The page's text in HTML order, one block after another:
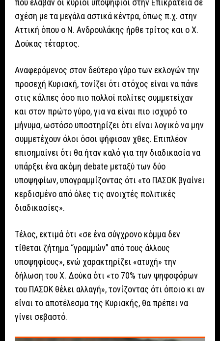
που έλαβαν οι κύριοι υποψήφιοι στην Επικράτεια σε
σχέση με τα μεγάλα αστικά κέντρα, όπως π.χ. στην
Αττική όπου ο Ν. Ανδρουλάκης ήρθε τρίτος και ο Χ.
Δούκας τέταρτος.
Αναφερόμενος στον δεύτερο γύρο των εκλογών την
προσεχή Κυριακή, τονίζει ότι στόχος είναι να πάνε
στις κάλπες όσο πιο πολλοί πολίτες συμμετείχαν
και στον πρώτο γύρο, για να είναι πιο ισχυρό το
μήνυμα, ωστόσο υποστηρίζει ότι είναι λογικό να μην
συμμετέχουν όλοι όσοι ψήφισαν χθες. Επιπλέον
επισημαίνει ότι θα ήταν καλό για την διαδικασία να
υπάρξει ένα ακόμη debate μεταξύ των δύο
υποψηφίων, υπογραμμίζοντας ότι «το ΠΑΣΟΚ βγαίνει
κερδισμένο από όλες τις ανοιχτές πολιτικές
διαδικασίες».
Τέλος, εκτιμά ότι «σε ένα σύγχρονο κόμμα δεν
τίθεται ζήτημα “γραμμών” από τους άλλους
υποψηφίους», ενώ χαρακτηρίζει «ατυχή» την
δήλωση του Χ. Δούκα ότι «το 70% των ψηφοφόρων
του ΠΑΣΟΚ θέλει αλλαγή», τονίζοντας ότι όποιο κι αν
είναι το αποτέλεσμα της Κυριακής, θα πρέπει να
γίνει σεβαστό.